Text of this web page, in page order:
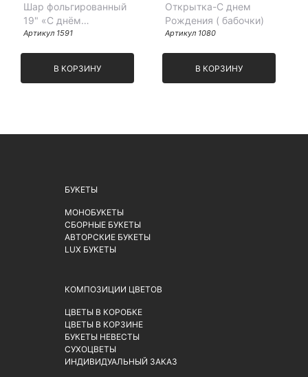
Шар фольгированный
19" «С днём
рождения, любовь
Артикул 1591
В КОРЗИНУ
Открытка-С днем
Рождения ( бабочки)
Артикул 1080
В КОРЗИНУ
БУКЕТЫ
МОНОБУКЕТЫ
СБОРНЫЕ БУКЕТЫ
АВТОРСКИЕ БУКЕТЫ
LUX БУКЕТЫ
КОМПОЗИЦИИ ЦВЕТОВ
ЦВЕТЫ В КОРОБКЕ
ЦВЕТЫ В КОРЗИНЕ
БУКЕТЫ НЕВЕСТЫ
СУХОЦВЕТЫ
ИНДИВИДУАЛЬНЫЙ ЗАКАЗ